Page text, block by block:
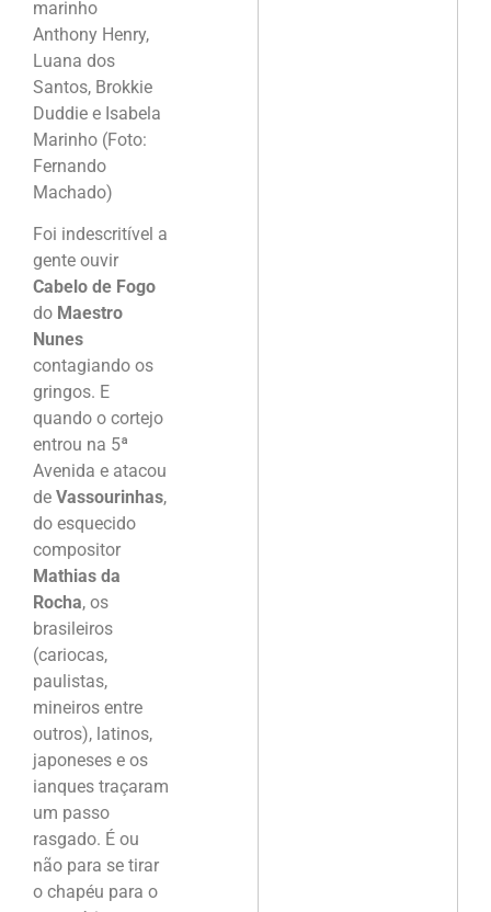
Anthony Henry,
Luana dos
Santos, Brokkie
Duddie e Isabela
Marinho (Foto:
Fernando
Machado)
Foi indescritível a
gente ouvir
Cabelo de Fogo
do Maestro
Nunes
contagiando os
gringos. E
quando o cortejo
entrou na 5ª
Avenida e atacou
de Vassourinhas,
do esquecido
compositor
Mathias da
Rocha, os
brasileiros
(cariocas,
paulistas,
mineiros entre
outros), latinos,
japoneses e os
ianques traçaram
um passo
rasgado. É ou
não para se tirar
o chapéu para o